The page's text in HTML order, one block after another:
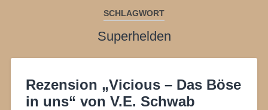
SCHLAGWORT
Superhelden
Rezension „Vicious – Das Böse
in uns“ von V.E. Schwab